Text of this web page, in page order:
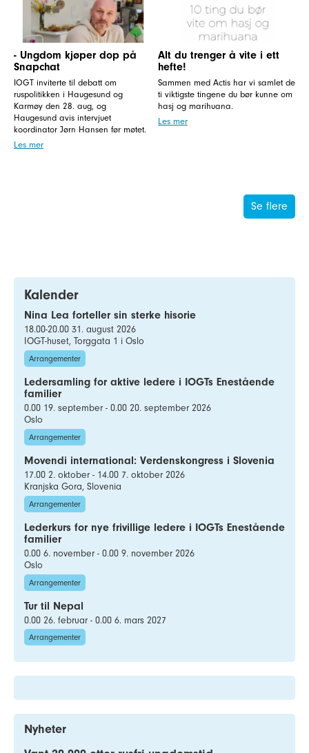
- Ungdom kjøper dop på
Snapchat
IOGT inviterte til debatt om
ruspolitikken i Haugesund og
Karmøy den 28. aug, og
Haugesund avis intervjuet
koordinator Jørn Hansen før møtet.
Les mer
Alt du trenger å vite i ett
hefte!
Sammen med Actis har vi samlet de
ti viktigste tingene du bør kunne om
hasj og marihuana.
Les mer
Se flere
Kalender
Nina Lea forteller sin sterke hisorie
18.00-20.00 31. august 2026
IOGT-huset, Torggata 1 i Oslo
Arrangementer
Ledersamling for aktive ledere i IOGTs Enestående
familier
0.00 19. september - 0.00 20. september 2026
Oslo
Arrangementer
Movendi international: Verdenskongress i Slovenia
17.00 2. oktober - 14.00 7. oktober 2026
Kranjska Gora, Slovenia
Arrangementer
Lederkurs for nye frivillige ledere i IOGTs Enestående
familier
0.00 6. november - 0.00 9. november 2026
Oslo
Arrangementer
Tur til Nepal
0.00 26. februar - 0.00 6. mars 2027
Arrangementer
Nyheter